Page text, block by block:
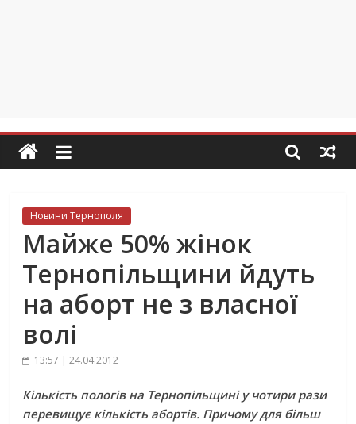
Новини Тернополя
Майже 50% жінок
Тернопільщини йдуть
на аборт не з власної
волі
13:57 | 24.04.2012
Кількість пологів на Тернопільщині у чотири рази
перевищує кількість абортів. Причому для більш